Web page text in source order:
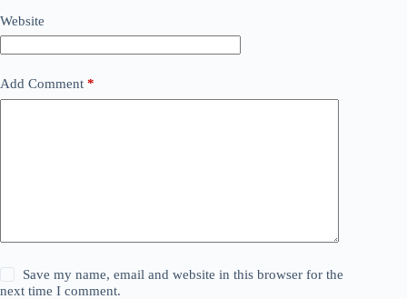
Website
Add Comment *
Save my name, email and website in this browser for the
next time I comment.